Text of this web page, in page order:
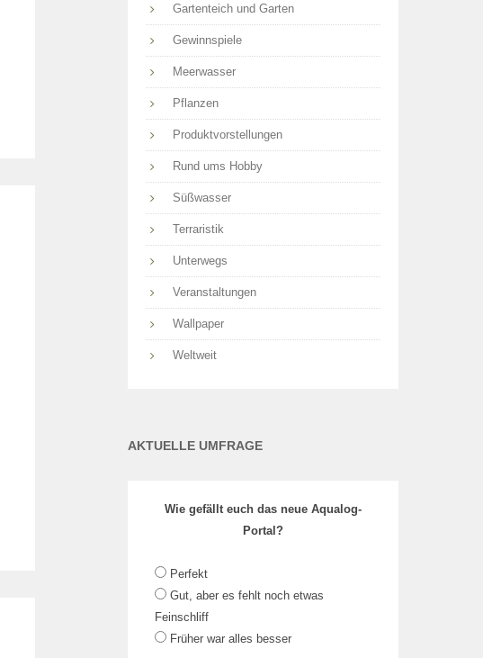
Gartenteich und Garten
Gewinnspiele
Meerwasser
Pflanzen
Produktvorstellungen
Rund ums Hobby
Süßwasser
Terraristik
Unterwegs
Veranstaltungen
Wallpaper
Weltweit
AKTUELLE UMFRAGE
Wie gefällt euch das neue Aqualog-
Portal?
Perfekt
Gut, aber es fehlt noch etwas
Feinschliff
Früher war alles besser